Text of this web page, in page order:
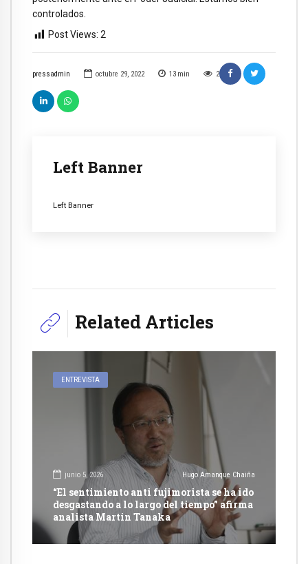
pressadmin octubre 29, 2022 13 min 2
Left Banner
Left Banner
controlados.
Post Views: 2
Related Articles
ENTREVISTA
junio 5, 2026 Hugo Amanque Chaiña
“El sentimiento anti fujimorista se ha ido
desgastando a lo largo del tiempo” afirma
analista Martin Tanaka